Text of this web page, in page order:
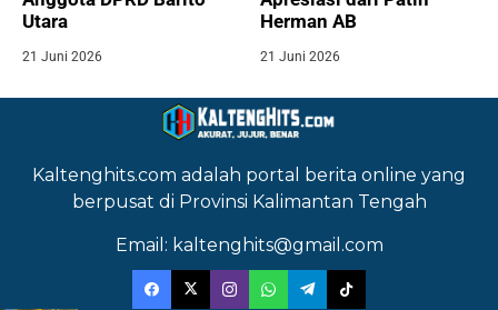
Utara
21 Juni 2026
Herman AB
21 Juni 2026
Kaltenghits.com adalah portal berita online yang
berpusat di Provinsi Kalimantan Tengah
Email: kaltenghits@gmail.com